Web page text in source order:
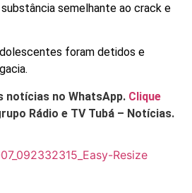
semelhante ao crack e
foram detidos e
notícias no WhatsApp. Clique
Rádio e TV Tubá – Notícias.